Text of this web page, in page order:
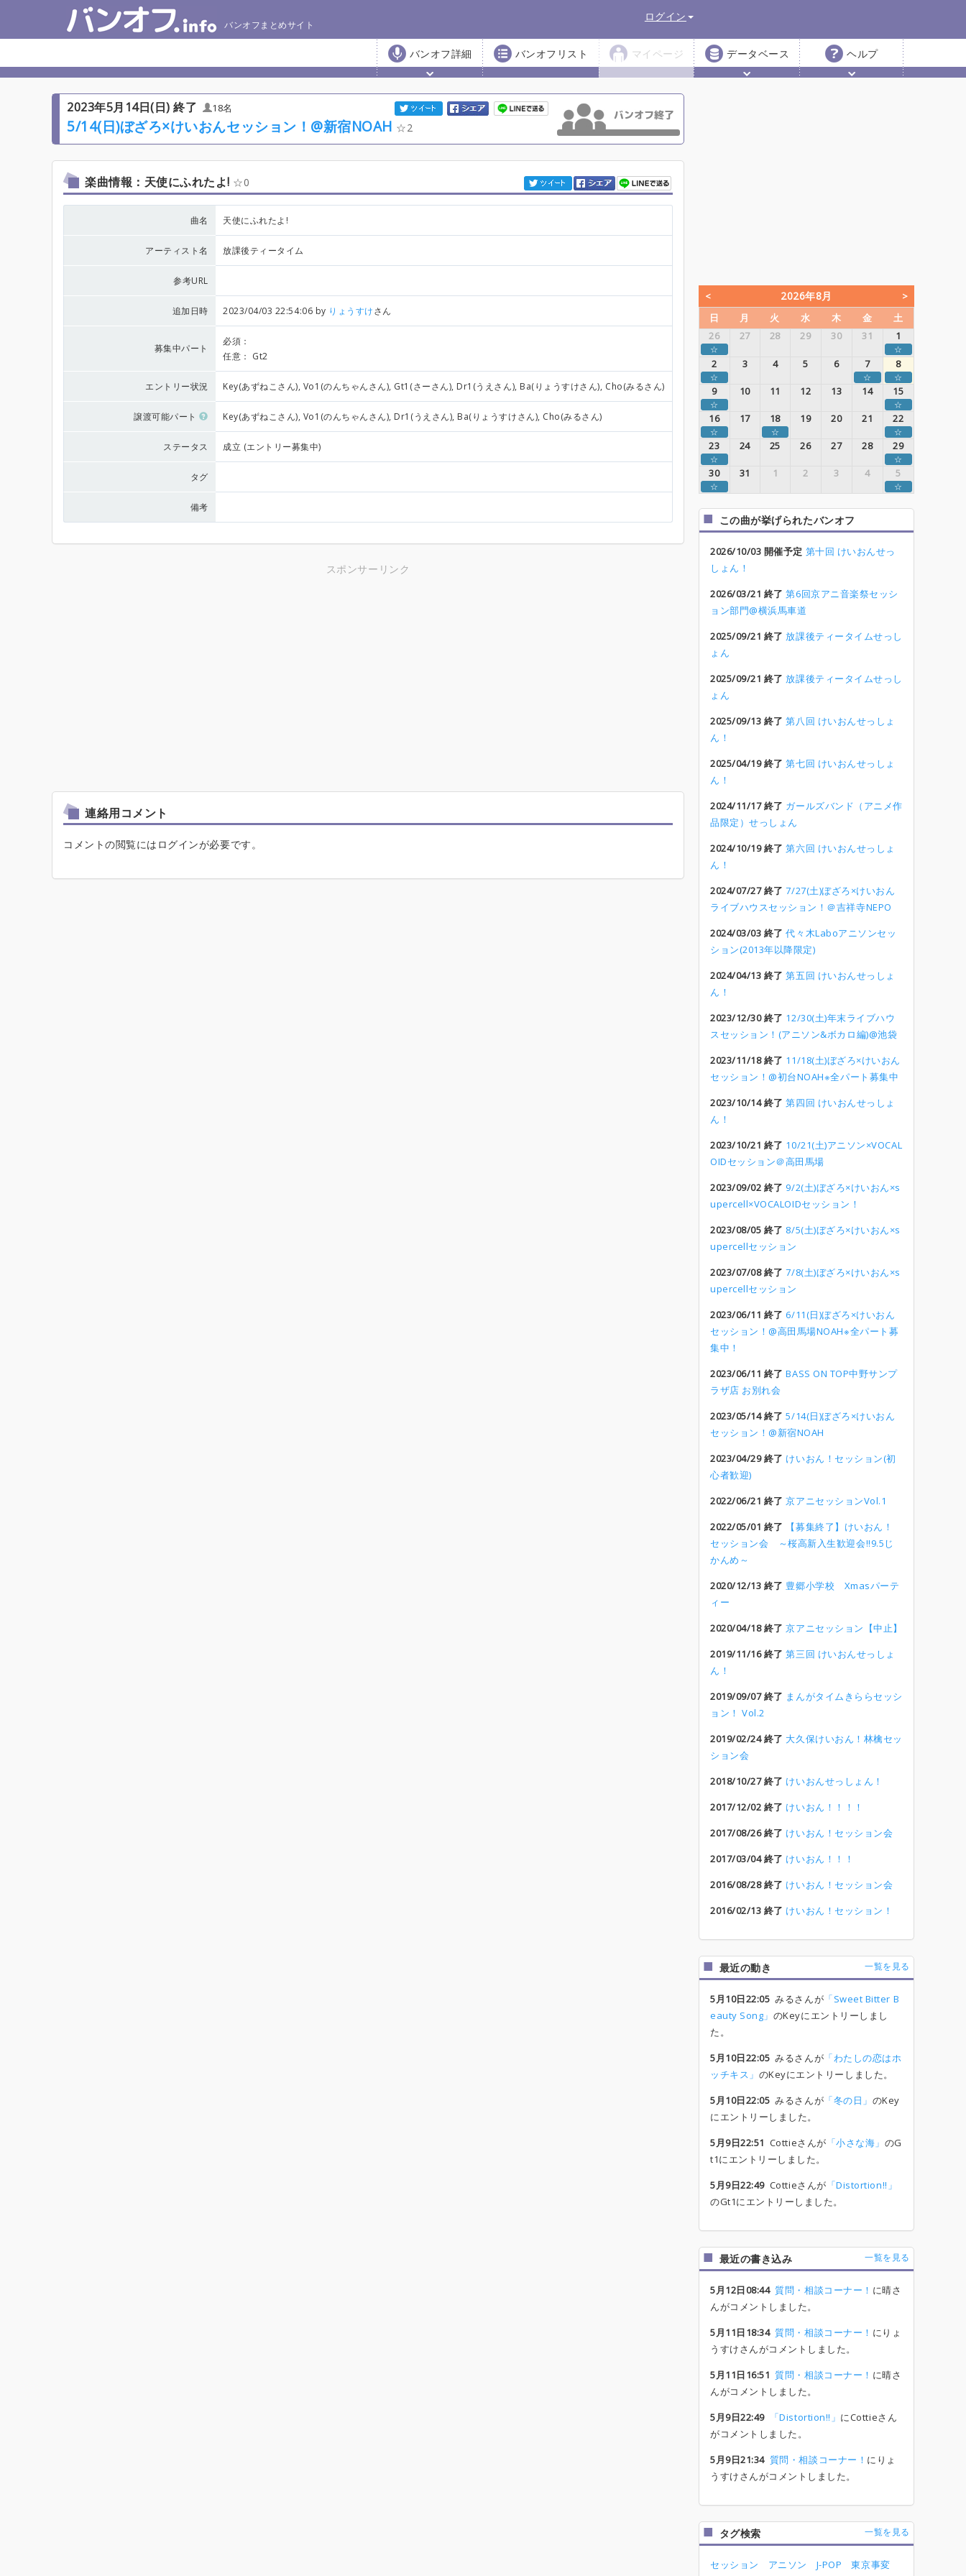
バンオフまとめサイト
ログイン
バンオフ詳細 バンオフリスト マイページ データベース ヘルプ
2023年5月14日(日) 終了 18名
5/14(日)ぼざろ×けいおんセッション！@新宿NOAH 2
楽曲情報：天使にふれたよ! 0
曲名 天使にふれたよ!
アーティスト名 放課後ティータイム
参考URL
追加日時 2023/04/03 22:54:06 by りょうすけさん
募集中パート
必須：
任意： Gt2
エントリー状況 Key(あずねこさん), Vo1(のんちゃんさん), Gt1(さーさん), Dr1(うえさん), Ba(りょうすけさん), Cho(みるさん)
譲渡可能パート Key(あずねこさん), Vo1(のんちゃんさん), Dr1(うえさん), Ba(りょうすけさん), Cho(みるさん)
ステータス 成立 (エントリー募集中)
タグ
備考
スポンサーリンク
連絡用コメント
コメントの閲覧にはログインが必要です。
2026年8月
日 月 火 水 木 金
土
26
27 28 29 30 31 1
☆ ☆
2 3 4 5 6 7 8
☆ ☆ ☆
9 10 11 12 13 14 15
☆ ☆
16 17 18 19 20 21 22
☆ ☆ ☆
23 24 25 26 27 28 29
☆ ☆
30 31 1 2 3 4 5
☆ ☆
この曲が挙げられたバンオフ
2026/10/03 開催予定 第十回 けいおんせっ
しょん！
2026/03/21 終了 第6回京アニ音楽祭セッシ
ョン部門@横浜馬車道
2025/09/21 終了 放課後ティータイムせっし
ょん
2025/09/21 終了 放課後ティータイムせっし
ょん
2025/09/13 終了 第八回 けいおんせっしょ
ん！
2025/04/19 終了 第七回 けいおんせっしょ
ん！
2024/11/17 終了 ガールズバンド（アニメ作
品限定）せっしょん
2024/10/19 終了 第六回 けいおんせっしょ
ん！
2024/07/27 終了 7/27(土)ぼざろ×けいおん
ライブハウスセッション！＠吉祥寺NEPO
2024/03/03 終了 代々木Laboアニソンセッ
ション(2013年以降限定)
2024/04/13 終了 第五回 けいおんせっしょ
ん！
2023/12/30 終了 12/30(土)年末ライブハウ
スセッション！(アニソン&ボカロ編)@池袋
2023/11/18 終了 11/18(土)ぼざろ×けいおん
セッション！@初台NOAH※全パート募集中
2023/10/14 終了 第四回 けいおんせっしょ
ん！
2023/10/21 終了 10/21(土)アニソン×VOCAL
OIDセッション＠高田馬場
2023/09/02 終了 9/2(土)ぼざろ×けいおん×s
upercell×VOCALOIDセッション！
2023/08/05 終了 8/5(土)ぼざろ×けいおん×s
upercellセッション
2023/07/08 終了 7/8(土)ぼざろ×けいおん×s
upercellセッション
2023/06/11 終了 6/11(日)ぼざろ×けいおん
セッション！@高田馬場NOAH※全パート募
集中！
2023/06/11 終了 BASS ON TOP中野サンプ
ラザ店 お別れ会
2023/05/14 終了 5/14(日)ぼざろ×けいおん
セッション！@新宿NOAH
2023/04/29 終了 けいおん！セッション(初
心者歓迎)
2022/06/21 終了 京アニセッションVol.1
2022/05/01 終了
【募集終了】けいおん！
セッション会 ～桜高新入生歓迎会!!9.5じ
かんめ～
2020/12/13 終了 豊郷小学校 Xmasパーテ
ィー
2020/04/18 終了 京アニセッション【中止】
2019/11/16 終了 第三回 けいおんせっしょ
ん！
2019/09/07 終了 まんがタイムきららセッシ
ョン！ Vol.2
2019/02/24 終了 大久保けいおん！林檎セッ
ション会
2018/10/27 終了 けいおんせっしょん！
2017/12/02 終了 けいおん！！！！
2017/08/26 終了 けいおん！セッション会
2017/03/04 終了 けいおん！！！
2016/08/28 終了 けいおん！セッション会
2016/02/13 終了 けいおん！セッション！
最近の動き 一覧を見る
5月10日22:05 みるさんが 「Sweet Bitter B
eauty Song」 のKeyにエントリーしまし
た。
5月10日22:05 みるさんが 「わたしの恋はホ
ッチキス」 のKeyにエントリーしました。
5月10日22:05 みるさんが 「冬の日」 のKey
にエントリーしました。
5月9日22:51 Cottieさんが 「小さな海」 のG
t1にエントリーしました。
5月9日22:49Cottieさんが 「Distortion!!」
のGt1にエントリーしました。
最近の書き込み 一覧を見る
5月12日08:44 質問・相談コーナー！ に晴さ
んがコメントしました。
5月11日18:34 質問・相談コーナー！ にりょ
うすけさんがコメントしました。
5月11日16:51 質問・相談コーナー！ に晴さ
んがコメントしました。
5月9日22:49
「Distortion!!」 にCottieさん
がコメントしました。
5月9日21:34 質問・相談コーナー！ にりょ
うすけさんがコメントしました。
タグ検索 一覧を見る
セッション アニソン J-POP
東京事変